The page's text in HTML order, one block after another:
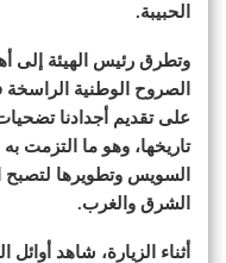
الحبيبة.
وتطرق رئيس الهيئة إلى
الصروح الوطنية
على تقديم أجدادنا
تاريخها، وهو ما التزمت
السويس وتطويرها لتصبح
الشرق والغرب.
أثناء الزيارة، شاهد أوائل